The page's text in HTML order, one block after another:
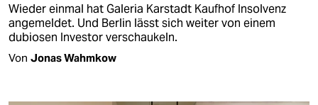
Wieder einmal hat Galeria Karstadt Kaufhof Insolvenz
angemeldet. Und Berlin lässt sich weiter von einem
dubiosen Investor verschaukeln.
Von Jonas Wahmkow